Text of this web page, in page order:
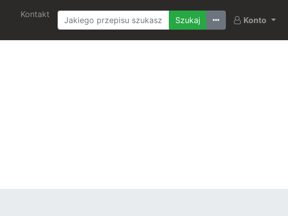
Kontakt
Ostatnio szukane
Konto